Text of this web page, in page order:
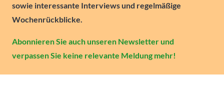
sowie interessante Interviews und regelmäßige
Wochenrückblicke.
Abonnieren Sie auch unseren Newsletter und
verpassen Sie keine relevante Meldung mehr!